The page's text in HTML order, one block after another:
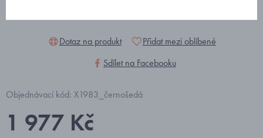
Dotaz na produkt
Přidat mezi oblíbené
Sdílet na Facebooku
Objednávací kód: X1983_černošedá
1 977 Kč